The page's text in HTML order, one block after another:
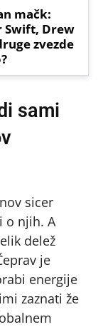
mačk:
Swift, Drew
zvezde
sami
sicer
o njih. A
delež
je
energije
zaznati že